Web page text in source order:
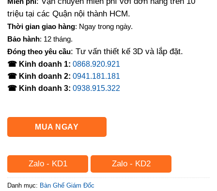
4,200,000₫.
triệu tại các Quận nội thành HCM.
Thời gian giao hàng: Ngay trong ngày.
Bảo hành: 12 tháng.
Đóng theo yêu cầu: Tư vấn thiết kế 3D và lắp đặt.
☎ Kinh doanh 1: 0868.920.921
☎ Kinh doanh 2: 0941.181.181
☎ Kinh doanh 3: 0938.915.322
MUA NGAY
Zalo - KD1 Zalo - KD2
Danh mục: Bàn Ghế Giám Đốc